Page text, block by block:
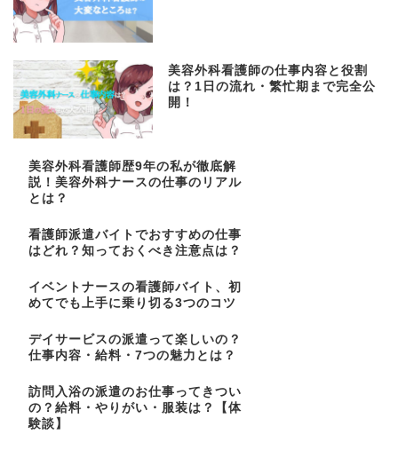
美容外科看護師の仕事内容と役割
は？1日の流れ・繁忙期まで完全公
開！
美容外科看護師歴9年の私が徹底解
説！美容外科ナースの仕事のリアル
とは？
看護師派遣バイトでおすすめの仕事
はどれ？知っておくべき注意点は？
イベントナースの看護師バイト、初
めてでも上手に乗り切る3つのコツ
デイサービスの派遣って楽しいの？
仕事内容・給料・7つの魅力とは？
訪問入浴の派遣のお仕事ってきつい
の？給料・やりがい・服装は？【体
験談】